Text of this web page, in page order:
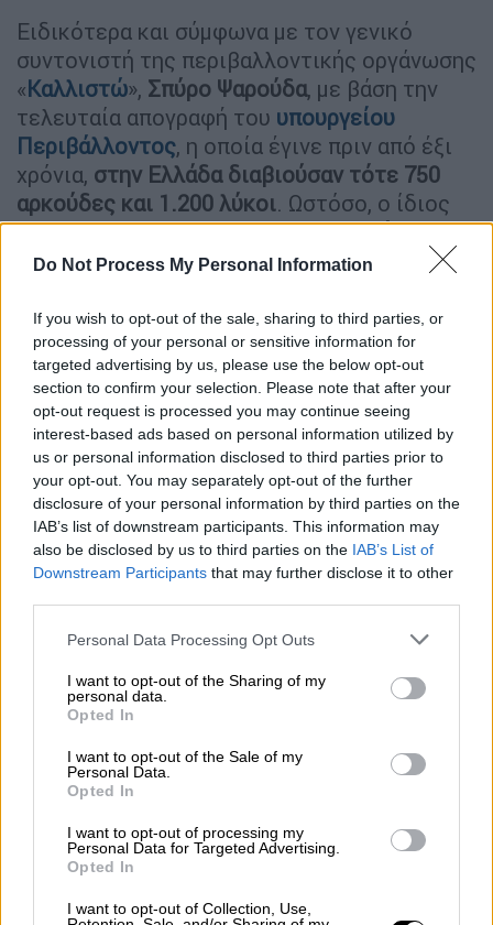
Do Not Process My Personal Information
If you wish to opt-out of the sale, sharing to third parties, or
processing of your personal or sensitive information for
targeted advertising by us, please use the below opt-out
section to confirm your selection. Please note that after your
opt-out request is processed you may continue seeing
interest-based ads based on personal information utilized by
us or personal information disclosed to third parties prior to
your opt-out. You may separately opt-out of the further
disclosure of your personal information by third parties on the
IAB’s list of downstream participants. This information may
also be disclosed by us to third parties on the IAB’s List of
Downstream Participants that may further disclose it to other
Please note that this website/app uses one or more Google
not limited to your visit or usage behaviour. You may click to
grant or deny consent to Google and its third-party tags to
use your data for below specified purposes in below Google
consent section.
Personal Data Processing Opt Outs
I want to opt-out of the Sharing of my
personal data.
Opted In
I want to opt-out of the Sale of my
Personal Data.
Opted In
I want to opt-out of processing my
Personal Data for Targeted Advertising.
Opted In
I want to opt-out of Collection, Use,
Ειδικότερα και σύμφωνα με τον γενικό
συντονιστή της περιβαλλοντικής οργάνωσης
«Καλλιστώ», Σπύρο Ψαρούδα, με βάση την
τελευταία απογραφή του υπουργείου
Περιβάλλοντος, η οποία έγινε πριν από έξι
χρόνια, στην Ελλάδα διαβιούσαν τότε 750
αρκούδες και 1.200 λύκοι. Ωστόσο, ο ίδιος
εκτιμάει ότι προφανέσταταο αριθμός των
δύο αυτών άγριων ειδών είναι κατά πολύ
από τα στοιχεία περιβαλλοντικών
οργανώσεων με βάση τα προγράμματα
παρακολούθησης τωνζώων που
εφαρμόζουν.
Σε κάθε περίπτωση η πληθυσμιακή αύξηση
των δύο ειδών είναι πολύ μεγάλη τις
τελευταίες δεκαετίες, αφούπριν από
σαράντα χρόνια στην Ελλάδα διαβιούσαν
-κατά ατεκμηρίωτες τότε εκτιμήσεις οι
αρκούδες και περίπου 300-350 λύκοι.
«Σε καμία περίπτωση δεν μπορούμε να
μιλήσουμε με βεβαιότητα για ακριβή αριθμό,
σχετικά με το σημερινό πληθυσμό των δύο
αυτών ειδών στη χώρα μας. Πρόκειται για
μπορεί να σημειωθεί μία πρόσκαιρη
αυξομείωση του πληθυσμού τους εξαιτίας
διάφορων παραγόντων, όπως η διάλυση μίας